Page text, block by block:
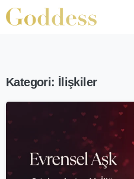
Kategori: İlişkiler